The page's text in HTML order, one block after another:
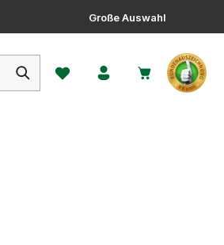
Große Auswahl
Du hast 0 Produkte auf dem